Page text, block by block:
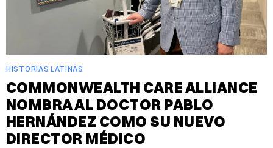
HISTORIAS LATINAS
COMMONWEALTH CARE ALLIANCE
NOMBRA AL DOCTOR PABLO
HERNÁNDEZ COMO SU NUEVO
DIRECTOR MÉDICO